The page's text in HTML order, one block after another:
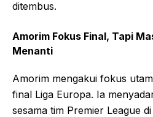
ditembus.
Amorim Fokus Final, Tapi
Menanti
Amorim mengakui fokus
final Liga Europa. Ia
sesama tim Premier League